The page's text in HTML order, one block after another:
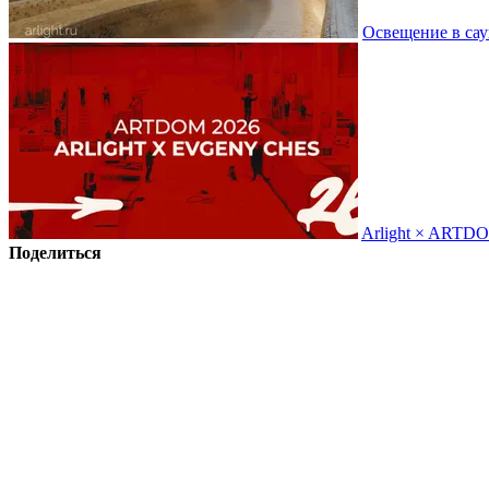
Освещение в
Arlight ×
Поделиться